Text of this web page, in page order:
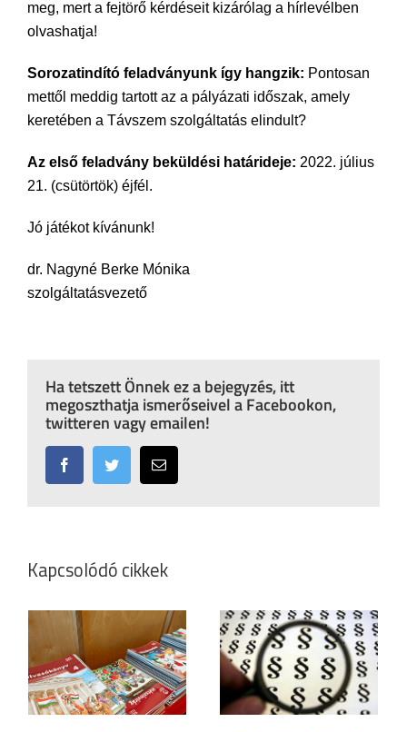
meg, mert a fejtörő kérdéseit kizárólag a hírlevélben
olvashatja!
Sorozatindító feladványunk így hangzik: Pontosan
mettől meddig tartott az a pályázati időszak, amely
keretében a Távszem szolgáltatás elindult?
Az első feladvány beküldési határideje: 2022. július
21. (csütörtök) éjfél.
Jó játékot kívánunk!
dr. Nagyné Berke Mónika
szolgáltatásvezető
Ha tetszett Önnek ez a bejegyzés, itt
megoszthatja ismerőseivel a Facebookon,
twitteren vagy emailen!
FacebookTwitter Email:
Kapcsolódó cikkek